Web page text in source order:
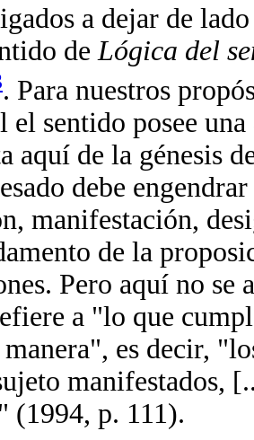
a dejar de
de Lógica del
. Para nuestros
el sentido posee una
aquí de la génesis
debe
manifestación,
de la
Pero aquí no
a "lo que
es decir,
manifestados,
(1994, p. 111).